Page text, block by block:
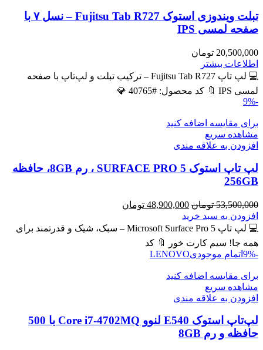
تبلت ویندوزی استوک Fujitsu Tab R727 – نسل ۷ با
صفحه لمسی IPS
20,500,000 تومان
اطلاعات بیشتر
💻 لپ تاپ Fujitsu Tab R727 – ترکیب تبلت و لپ‌تاپ با صفحه
لمسی IPS 🔖 کد محصول: #40765 💎
-9%
برای مقایسه اضافه کنید
مشاهده سریع
افزودن به علاقه مندی
لپ تاپ استوک SURFACE PRO 5 ، رم 8GB، حافظه
256GB
53,500,000 تومان قیمت
اصلی
53,500,000 تومان
48,900,000 تومان
48,900,000 تومان
افزودن به سبد خرید
💻 لپ تاپ Microsoft Surface Pro 5 – سبک، شیک و قدرتمند برای
همه جا! سیم کارت خور 🔖 کد
-9%
اتمام موجودیLENOVO
برای مقایسه اضافه کنید
مشاهده سریع
افزودن به علاقه مندی
لپ‌تاپ استوک E540 لنوو Core i7-4702MQ با 500
حافظه و رم 8GB